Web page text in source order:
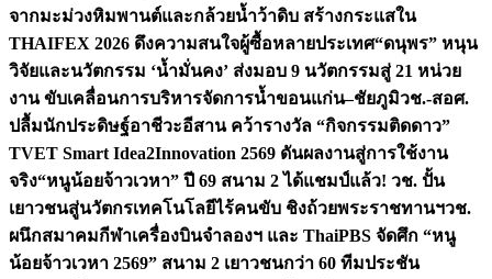
จากมะม่วงหิมพานต์และกล้วยน้ำว้าดิบ สร้างกระแสใน
THAIFEX 2026 ดึงความสนใจผู้ซื้อหลายประเทศ“ดนุพร” หนุน
วิจัยและนวัตกรรม ‘น้ำมั่นคง’ ส่งมอบ 9 นวัตกรรมสู่ 21 หน่วย
งาน ขับเคลื่อนการบริหารจัดการน้ำขอนแก่น–ชัยภูมิวช.-สอศ.
ปลื้มนักประดิษฐ์อาชีวะอีสาน คว้ารางวัล “กิจกรรมติดดาว”
TVET Smart Idea2Innovation 2569 ดันผลงานสู่การใช้งาน
จริง“หนูน้อยจ้าวเวหา” ปี 69 สนาม 2 ได้แชมป์แล้ว! วช. ปั้น
เยาวชนสู่นวัตกรเทคโนโลยีไร้คนขับ ชิงถ้วยพระราชทานฯวช.
ผนึกสมาคมกีฬาเครื่องบินจำลองฯ และ ThaiPBS จัดศึก “หนู
น้อยจ้าวเวหา 2569” สนาม 2 เยาวชนกว่า 60 ทีมประชัน